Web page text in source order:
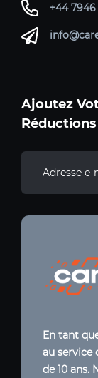
+44 7946
Ajoutez
En tant
au service
de 10 ans.